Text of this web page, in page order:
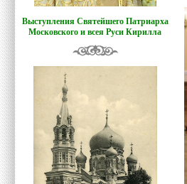
Выступления Святейшего Патриарха
Московского и всея Руси Кирилла